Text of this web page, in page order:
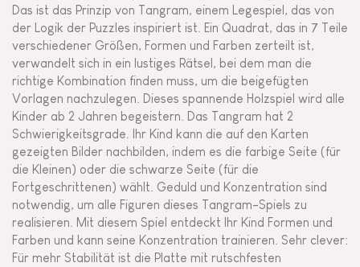
Das ist das Prinzip von Tangram, einem Legespiel, das von
der Logik der Puzzles inspiriert ist. Ein Quadrat, das in 7 Teile
verschiedener Größen, Formen und Farben zerteilt ist,
verwandelt sich in ein lustiges Rätsel, bei dem man die
richtige Kombination finden muss, um die beigefügten
Vorlagen nachzulegen. Dieses spannende Holzspiel wird alle
Kinder ab 2 Jahren begeistern. Das Tangram hat 2
Schwierigkeitsgrade. Ihr Kind kann die auf den Karten
gezeigten Bilder nachbilden, indem es die farbige Seite (für
die Kleinen) oder die schwarze Seite (für die
Fortgeschrittenen) wählt. Geduld und Konzentration sind
notwendig, um alle Figuren dieses Tangram-Spiels zu
realisieren. Mit diesem Spiel entdeckt Ihr Kind Formen und
Farben und kann seine Konzentration trainieren. Sehr clever:
Für mehr Stabilität ist die Platte mit rutschfesten